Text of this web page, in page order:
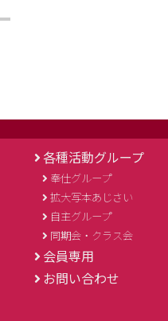
各種活動グループ
奉仕グループ
拡大写本あじさい
自主グループ
同期会・クラス会
会員専用
お問い合わせ